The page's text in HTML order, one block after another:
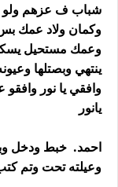
شباب ف عزهم ولو
وكمان ولاد عمك بس
وعمك مستحيل
ينتهي وبصتلها
وافقي يا نور
يانور
احمد. خبط ودخل
وعيلته تحت وتم